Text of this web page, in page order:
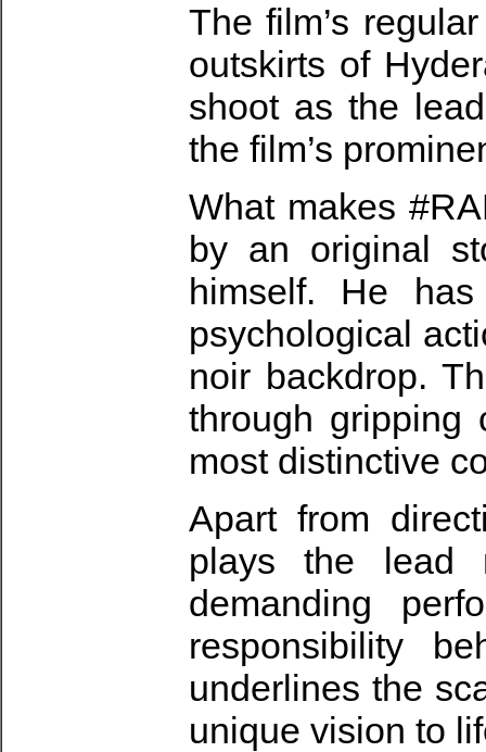
The film’s
outskirts of
shoot as the
the film’s
What makes
by an original
himself. He
psychological
noir backdrop.
through gripping
most distinctive
Apart from
plays the lead
demanding
responsibility
underlines the
unique vision to